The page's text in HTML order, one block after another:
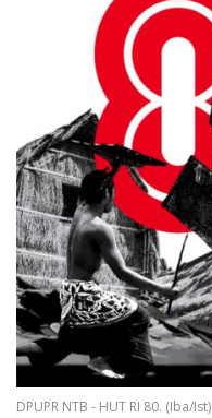
DPUPR NTB - HUT RI 80. (Iba/Ist)